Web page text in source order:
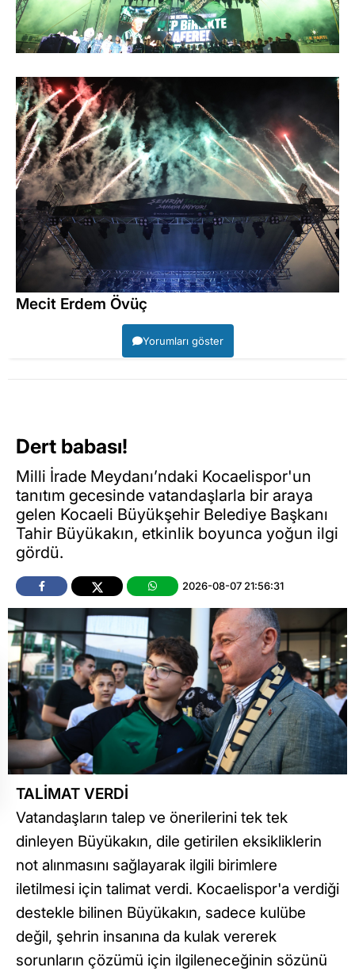
Mecit Erdem Övüç
Yorumları göster
Dert babası!
Milli İrade Meydanı’ndaki Kocaelispor'un
tanıtım gecesinde vatandaşlarla bir araya
gelen Kocaeli Büyükşehir Belediye Başkanı
Tahir Büyükakın, etkinlik boyunca yoğun ilgi
gördü.
2026-08-07 21:56:31
TALİMAT VERDİ
Vatandaşların talep ve önerilerini tek tek
dinleyen Büyükakın, dile getirilen eksikliklerin
not alınmasını sağlayarak ilgili birimlere
iletilmesi için talimat verdi. Kocaelispor'a verdiği
destekle bilinen Büyükakın, sadece kulübe
değil, şehrin insanına da kulak vererek
sorunların çözümü için ilgileneceğinin sözünü